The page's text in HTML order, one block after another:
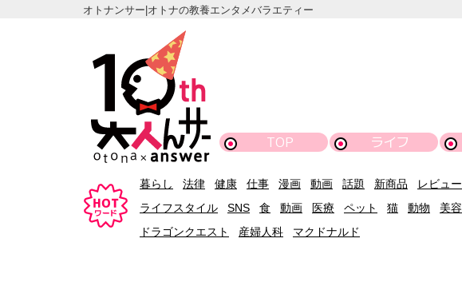
オトナンサー|オトナの教養エンタメバラエティー
TOP ライフ
暮らし 法律 健康 仕事 漫画 動画 話題 新商品
レビュー
ライフスタイル
SNS 食 動画 医療 ペット 猫 動物 美容
ドラゴンクエスト
産婦人科 マクドナルド